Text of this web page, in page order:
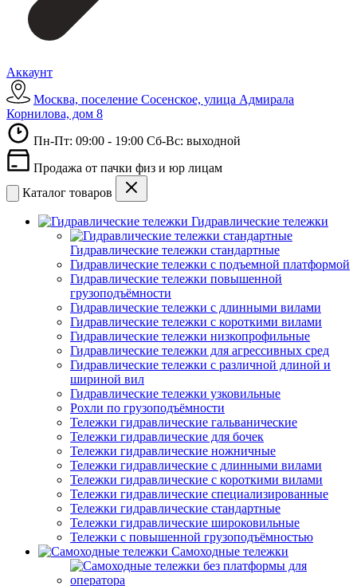
Аккаунт
Москва, поселение Сосенское, улица Адмирала
Корнилова, дом 8
Пн-Пт: 09:00 - 19:00 Сб-Вс: выходной
Продажа от пачки физ и юр лицам
Каталог товаров
Гидравлические тележки
Гидравлические тележки стандартные
Гидравлические тележки с подъемной платформой
Гидравлические тележки повышенной
грузоподъёмности
Гидравлические тележки с длинными вилами
Гидравлические тележки с короткими вилами
Гидравлические тележки низкопрофильные
Гидравлические тележки для агрессивных сред
Гидравлические тележки с различной длиной и
шириной вил
Гидравлические тележки узковильные
Рохли по грузоподъёмности
Тележки гидравлические гальванические
Тележки гидравлические для бочек
Тележки гидравлические ножничные
Тележки гидравлические с длинными вилами
Тележки гидравлические с короткими вилами
Тележки гидравлические специализированные
Тележки гидравлические стандартные
Тележки гидравлические широковильные
Тележки с повышенной грузоподъёмностью
Самоходные тележки